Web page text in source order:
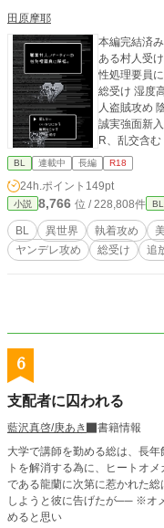
田原摩耶
本編完結済み、
ある村人受
性処理要員に降格さ
総受け 湿度
人盗賊攻め
誠実強面新入り騎士攻め ※基
R、乱交含
BL 連載中 長編 R18
24h.ポイント 149pt
小説 8,766 位 / 228,808件 BL
BL 異世界 執着攻め
ヤンデレ攻め
総受け 追
6
支配者に囚われる
藍沢真啓/庚あき
書籍情報
大学で講師を勤める総は、長
トを解消する為に、ヒートオ
である龍蘭に次第に惹かれた
しようと彼に告げたが── ※オ
めると思い